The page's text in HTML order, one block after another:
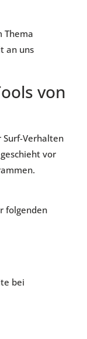
Thema
an uns
von
Surf-Verhalten
vor
folgenden
bei